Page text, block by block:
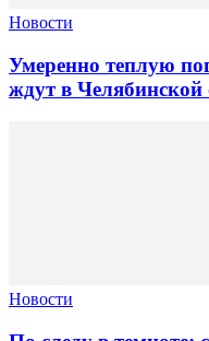
Новости
Умеренно теплую
ждут в Челябинской
Новости